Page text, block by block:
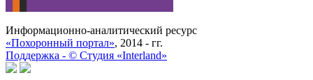
Информационно-аналитический ресурс
«Похоронный портал», 2014 - гг.
Поддержка - © Cтудия «Interland»